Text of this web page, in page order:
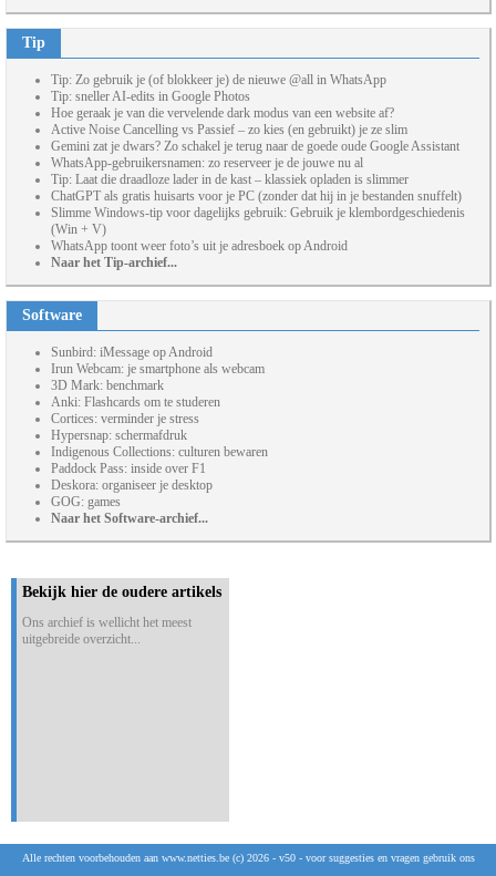
Tip
Tip: Zo gebruik je (of blokkeer je) de nieuwe @all in WhatsApp
Tip: sneller AI-edits in Google Photos
Hoe geraak je van die vervelende dark modus van een website af?
Active Noise Cancelling vs Passief – zo kies (en gebruikt) je ze slim
Gemini zat je dwars? Zo schakel je terug naar de goede oude Google Assistant
WhatsApp-gebruikersnamen: zo reserveer je de jouwe nu al
Tip: Laat die draadloze lader in de kast – klassiek opladen is slimmer
ChatGPT als gratis huisarts voor je PC (zonder dat hij in je bestanden snuffelt)
Slimme Windows-tip voor dagelijks gebruik: Gebruik je klembordgeschiedenis
(Win + V)
WhatsApp toont weer foto’s uit je adresboek op Android
Naar het Tip-archief...
Software
Sunbird: iMessage op Android
Irun Webcam: je smartphone als webcam
3D Mark: benchmark
Anki: Flashcards om te studeren
Cortices: verminder je stress
Hypersnap: schermafdruk
Indigenous Collections: culturen bewaren
Paddock Pass: inside over F1
Deskora: organiseer je desktop
GOG: games
Naar het Software-archief...
Bekijk hier de oudere artikels
Ons archief is wellicht het meest
uitgebreide overzicht...
Alle rechten voorbehouden aan www.netties.be (c) 2026 - v50 - voor suggesties en vragen gebruik ons